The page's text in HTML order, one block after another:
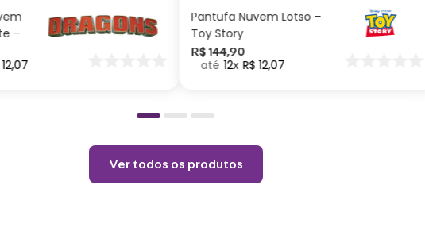
–
12,07
Pantufa Nuvem Lotso –
Toy Story
R$ 144,90
12 R$ 12,07
Ver todos os produtos